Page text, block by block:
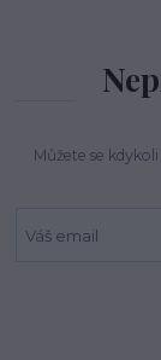
Můžete se